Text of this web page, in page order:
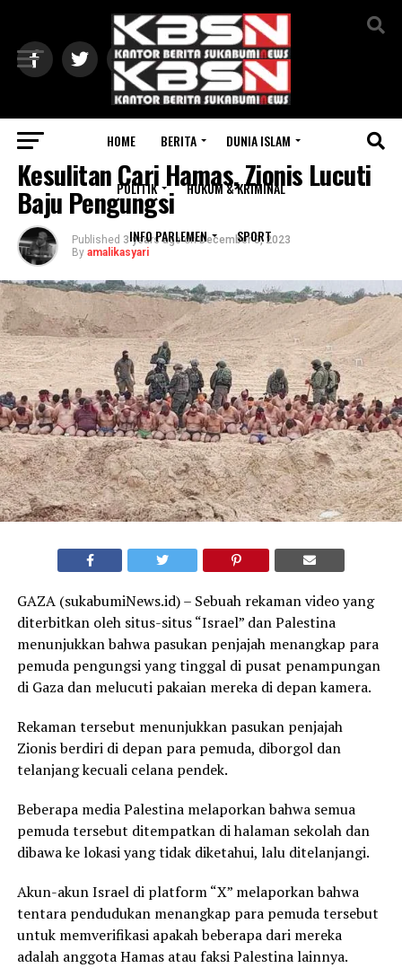
HOME BERITA DUNIA ISLAM
POLITIK HUKUM & KRIMINAL
INFO PARLEMEN SPORT
INTERNASIONAL
Kesulitan Cari Hamas, Zionis Lucuti
Baju Pengungsi
Published 3 years ago on December 8, 2023
By amalikasyari
GAZA (sukabumiNews.id) – Sebuah rekaman video yang
diterbitkan oleh situs-situs “Israel” dan Palestina
menunjukkan bahwa pasukan penjajah menangkap para
pemuda pengungsi yang tinggal di pusat penampungan
di Gaza dan melucuti pakaian mereka di depan kamera.
Rekaman tersebut menunjukkan pasukan penjajah
Zionis berdiri di depan para pemuda, diborgol dan
telanjang kecuali celana pendek.
Beberapa media Palestina melaporkan bahwa semua
pemuda tersebut ditempatkan di halaman sekolah dan
dibawa ke lokasi yang tidak diketahui, lalu ditelanjangi.
Akun-akun Israel di platform “X” melaporkan bahwa
tentara pendudukan menangkap para pemuda tersebut
untuk memverifikasi apakah beberapa dari mereka
adalah anggota Hamas atau faksi Palestina lainnya.
Exit mobile version